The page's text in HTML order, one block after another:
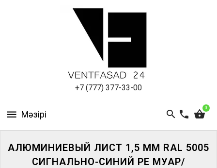
+7 (777) 377-33-00
0
ПАНЕЛИ
АЛЮМИНИЕВЫЙ ЛИСТ 1,5 ММ RAL 5005
СИГНАЛЬНО-СИНИЙ PE МУАР/